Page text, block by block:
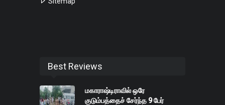
Best Reviews
மகாராஷ்டிராவில் ஒரே
குடும்பத்தைச் சேர்ந்த 9 பேர்